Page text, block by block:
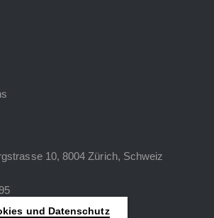
10, 8004 Zürich, Schweiz
40
und Datenschutz